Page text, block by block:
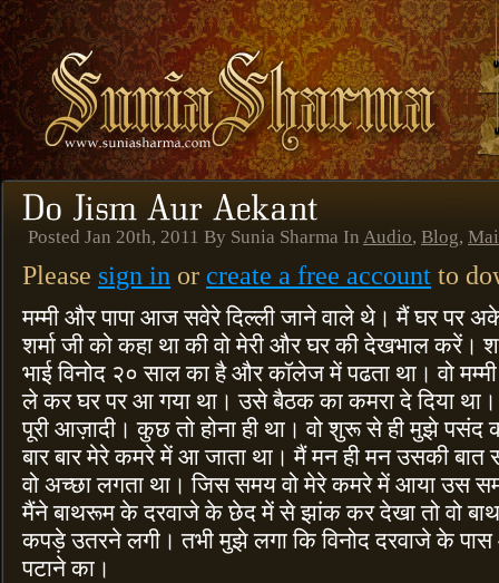
Posted Jan 20th, 2011 By Sunia Sharma In Audio, Blog,
Please sign in or create a free account to
मम्मी और पापा आज सवेरे दिल्ली जाने वाले थे। मैं घर पर
शर्मा जी को कहा था की वो मेरी और घर की देखभाल करें।
भाई विनोद २० साल का है और कॉलेज में पढता था। वो
ले कर घर पर आ गया था। उसे बैठक का कमरा दे दिया
पूरी आज़ादी। कुछ तो होना ही था। वो शुरू से ही मुझे
बार बार मेरे कमरे में आ जाता था। मैं मन ही मन उसकी
वो अच्छा लगता था। जिस समय वो मेरे कमरे में आया उस
मैंने बाथरूम के दरवाजे के छेद में से झांक कर देखा तो वो
कपड़े उतरने लगी। तभी मुझे लगा कि विनोद दरवाजे के
पटाने का।